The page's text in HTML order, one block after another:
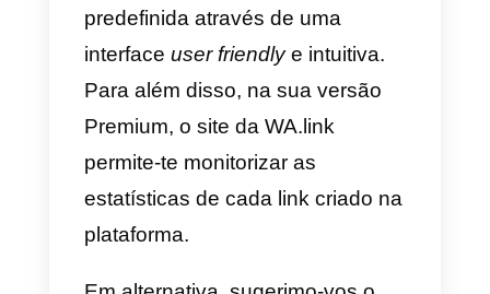
mensagem predefinida, dando
assim uma importante
sobre as suas intenções à
de venda ou assistência e
tornando também a
mais eficaz.